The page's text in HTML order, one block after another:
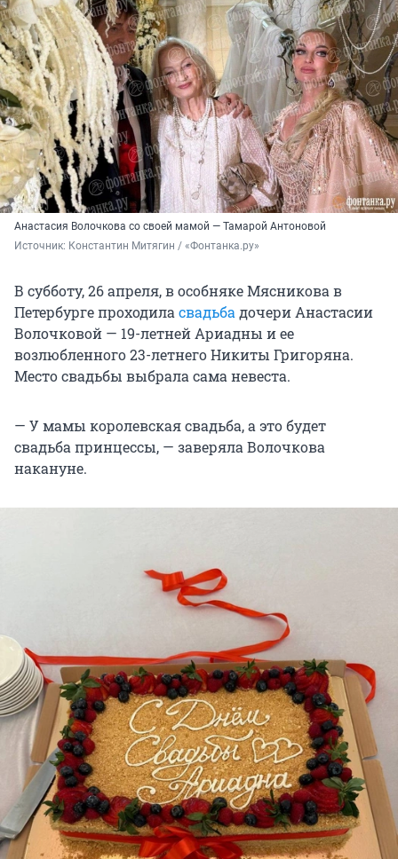
Анастасия Волочкова со своей мамой — Тамарой Антоновой
Источник: Константин Митягин / «Фонтанка.ру»
В субботу, 26 апреля, в особняке Мясникова в
Петербурге проходила свадьба дочери Анастасии
Волочковой — 19-летней Ариадны и ее
возлюбленного 23-летнего Никиты Григоряна.
Место свадьбы выбрала сама невеста.
— У мамы королевская свадьба, а это будет
свадьба принцессы, — заверяла Волочкова
накануне.